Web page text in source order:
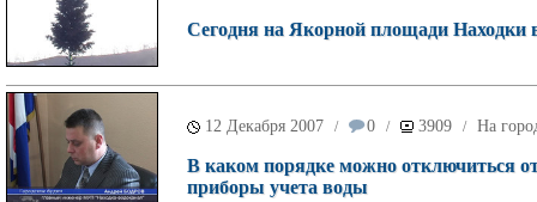
Сегодня на Якорной площади Находки
12 Декабря 2007 / 0 / 3909 / На
В каком порядке можно отключиться
приборы учета воды